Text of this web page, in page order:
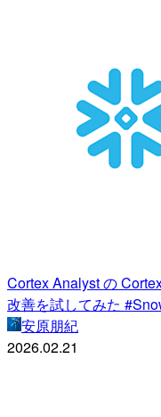
Cortex Analyst の
改善を試してみた
安原朋紀
2026.02.21